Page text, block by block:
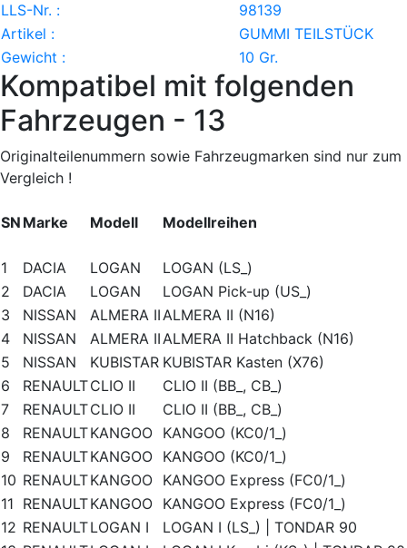
LLS-Nr. :
98139
Artikel :
GUMMI TEILSTÜCK
Gewicht :
10 Gr.
Kompatibel mit folgenden
Fahrzeugen - 13
Originalteilenummern sowie Fahrzeugmarken sind nur zum
Vergleich !
SN Marke Modell Modellreihen
1 DACIA LOGAN
LOGAN (LS_)
2
DACIA LOGAN
LOGAN Pick-up (US_)
3
NISSAN ALMERA IIALMERA II (N16)
4
NISSAN ALMERA IIALMERA II Hatchback (N16)
5
NISSAN KUBISTAR KUBISTAR Kasten (X76)
6
RENAULTCLIO II
CLIO II (BB_, CB_)
7
RENAULTCLIO II
CLIO II (BB_, CB_)
8
RENAULTKANGOO KANGOO (KC0/1_)
9
RENAULTKANGOO KANGOO (KC0/1_)
10 RENAULTKANGOO KANGOO Express (FC0/1_)
11 RENAULTKANGOO KANGOO Express (FC0/1_)
12 RENAULTLOGAN I
LOGAN I (LS_) | TONDAR 90